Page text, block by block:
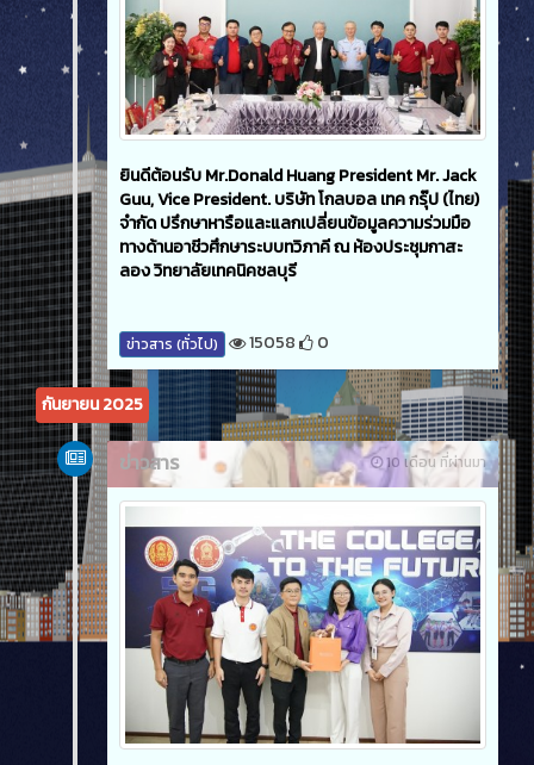
ยินดีต้อนรับ Mr.Donald Huang President Mr. Jack
Guu, Vice President. บริษัท โกลบอล เทค กรุ๊ป (ไทย)
จำกัด ปรึกษาหารือและแลกเปลี่ยนข้อมูลความร่วมมือ
ทางด้านอาชีวศึกษาระบบทวิภาคี ณ ห้องประชุมกาสะ
ลอง วิทยาลัยเทคนิคชลบุรี
ข่าวสาร (ทั่วไป) 15058 0
กันยายน 2025
10 เดือน ที่ผ่านมา
ข่าวสาร